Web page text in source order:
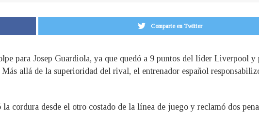
Comparte en Twitter
para Josep Guardiola, ya que quedó a 9 puntos del líder Liverpool y
allá de la superioridad del rival, el entrenador español
cordura desde el otro costado de la línea de juego y reclamó dos